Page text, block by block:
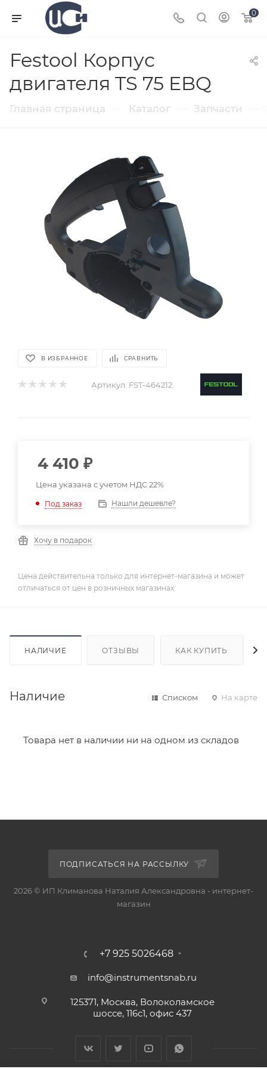
0
Festool Корпус
двигателя TS 75 EBQ
Главная страница Каталог Запчасти
В ИЗБРАННОЕ СРАВНИТЬ
Артикул: FST-464212
4 410 ₽
Цена указана с учетом НДС 22%
Под заказ Нашли дешевле?
Хочу в подарок
Цена действительна только для интернет-магазина и может
отличаться от цен в розничных магазинах
НАЛИЧИЕ ОТЗЫВЫ КАК КУПИТЬ
Наличие Списком На карте
Товара нет в наличии ни на одном из складов
ПОДПИСАТЬСЯ НА РАССЫЛКУ
2026 © ИП Климанова Наталия Александровна - интернет-
магазин
+7 925 5026468
info@instrumentsnab.ru
125371, Москва, Волоколамское
шоссе, 116с1, офис 437